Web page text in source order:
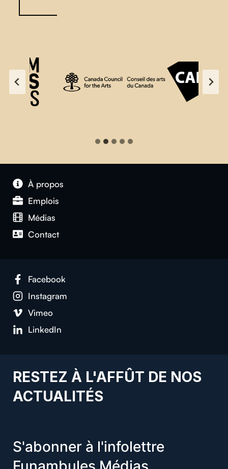
À propos
Emplois
Médias
Contact
Facebook
Instagram
Vimeo
LinkedIn
RESTEZ À L'AFFÛT DE NOS
ACTUALITÉS
S'abonner à l'infolettre